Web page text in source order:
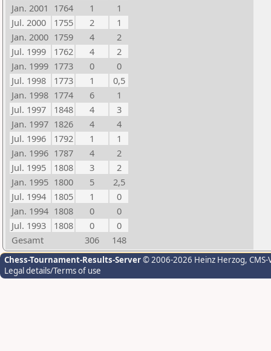
Jan. 2001 1764 1
1
Jul. 2000
1755 2
1
Jan. 2000 1759 4
2
Jul. 1999
1762 4
2
Jan. 1999 1773 0
0
Jul. 1998
1773 1
0,5
Jan. 1998 1774 6
1
Jul. 1997
1848 4
3
Jan. 1997 1826 4
4
Jul. 1996
1792 1
1
Jan. 1996 1787 4
2
Jul. 1995
1808 3
2
Jan. 1995 1800 5
2,5
Jul. 1994
1805 1
0
Jan. 1994 1808 0
0
Jul. 1993
1808 0
0
Gesamt
306 148
Chess-Tournament-Results-Server© 2006-2026 Heinz Herzog,
Legal details/Terms of use